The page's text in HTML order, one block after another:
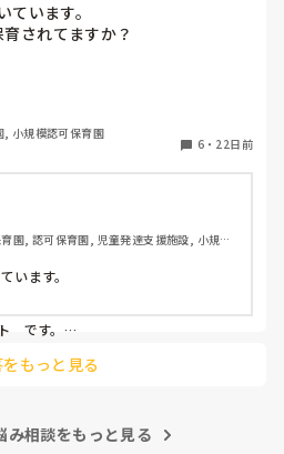
めを思ってやってるので、そこ
んかなって思ってしまう。
この場での独り言です。
います。
されてますか？
、8:30~追加で1人。9:00~はたく
8:30までに10~15人ほど登園し
で正直大変ではあります。
小規模認可保育園
6・ 22日前
園, 認可保育園, 児童発達支援施設, 小規模
います。
です。
変ですね💦
もっと見る
み相談をもっと見る